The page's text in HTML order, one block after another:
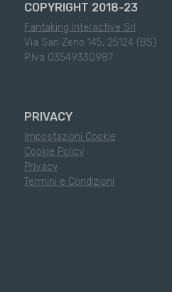
COPYRIGHT 2018-23
Fantaking Interactive Srl
Via San Zeno 145, 25124 (BS)
P.Iva 03549330987
PRIVACY
Impostazioni Cookie
Cookie Policy
Privacy
Termini e Condizioni